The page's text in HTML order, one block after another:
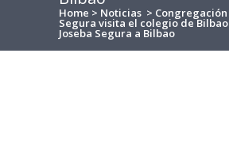
Home > Noticias > Congregación
Segura visita el colegio de Bilbao
Joseba Segura a Bilbao